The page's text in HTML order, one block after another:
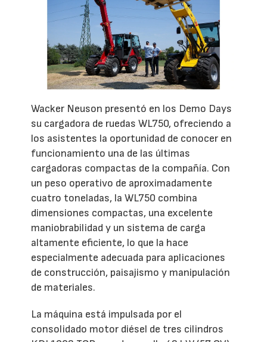
Wacker Neuson presentó en los Demo Days
su cargadora de ruedas WL750, ofreciendo a
los asistentes la oportunidad de conocer en
funcionamiento una de las últimas
cargadoras compactas de la compañía. Con
un peso operativo de aproximadamente
cuatro toneladas, la WL750 combina
dimensiones compactas, una excelente
maniobrabilidad y un sistema de carga
altamente eficiente, lo que la hace
especialmente adecuada para aplicaciones
de construcción, paisajismo y manipulación
de materiales.
La máquina está impulsada por el
consolidado motor diésel de tres cilindros